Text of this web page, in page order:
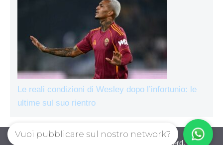
Le reali condizioni di Wesley dopo l’infortunio: le
ultime sul suo rientro
AsRomaLive.com © 2026. All right reserverd.
Vuoi pubblicare sul nostro network?